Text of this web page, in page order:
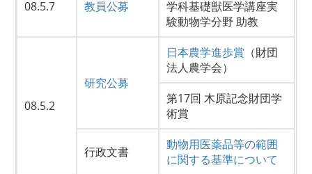
08.5.7 教員公募
学科基礎獣医学講座実
験動物学分野 助教
08.5.2
研究公募
日本農学進歩賞 （財団
法人農学会）
第17回 木原記念財団学
術賞
行政文書
動物用医薬品等の範囲
に関する基準について